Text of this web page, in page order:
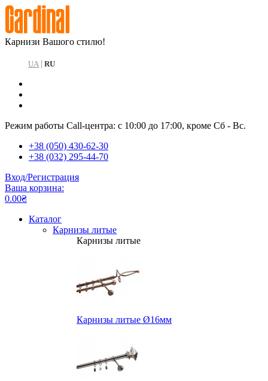
Карнизи Вашого стилю!
UA | RU
Режим работы Call-центра: с 10:00 до 17:00, кроме Сб - Вс.
+38 (050) 430-62-30
+38 (032) 295-44-70
Вход/Регистрация
Ваша корзина:
0.00₴
Каталог
Карнизы литые
Карнизы литые
Карнизы литые Ø16мм